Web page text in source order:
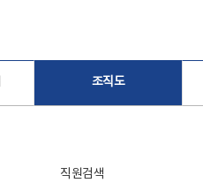
조직도
직원검색